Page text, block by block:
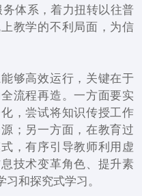
体系，着力扭转以往普
教学的不利局面，为信
够高效运行，关键在于
流程再造。一方面要实
，尝试将知识传授工作
；另一方面，在教育过
，有序引导教师利用虚
技术变革角色、提升素
和探究式学习。